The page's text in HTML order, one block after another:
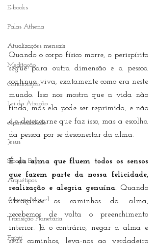
E-books
Palas Athena
Atualizações mensais
Meditação
Canalização
Lei da Atração
espiritualidade
Jesus
Serapis Bey
Arquétipos
Arcanjo Miguel
Transição Planetária
Faiatí
Quando o corpo físico morre, o perispírito
segue para outra dimensão e a pessoa
continua viva, exatamente como era neste
mundo. Isso nos mostra que a vida não
finda, mas ela pode ser reprimida, e não
é o desencarne que faz isso, mas a escolha
da pessoa por se desconectar da alma.
É da alma que fluem todos os sensos
que fazem parte da nossa felicidade,
realização e alegria genuína. Quando
abraçamos os caminhos da alma,
recebemos de volta o preenchimento
interior. Já o contrário, negar a alma e
seus caminhos, leva-nos ao verdadeiro